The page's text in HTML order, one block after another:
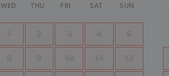
WED THU FRI SAT SUN
1 2 3 4 5
8 9 10 11 12